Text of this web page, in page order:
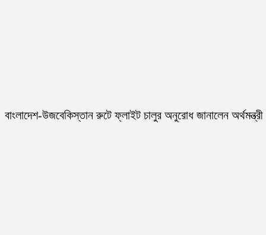
বাংলাদেশ-উজবেকিস্তান রুটে ফ্লাইট চালুর অনুরোধ জানালেন অর্থমন্ত্রী